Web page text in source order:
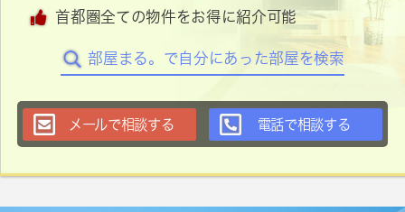
首都圏全ての物件をお得に紹介可能
部屋まる。で自分にあった部屋を検索
メールで相談する 電話で相談する